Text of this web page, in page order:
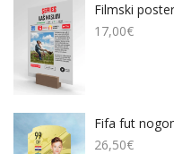
Filmski poster
17,00€
Fifa fut
26,50€